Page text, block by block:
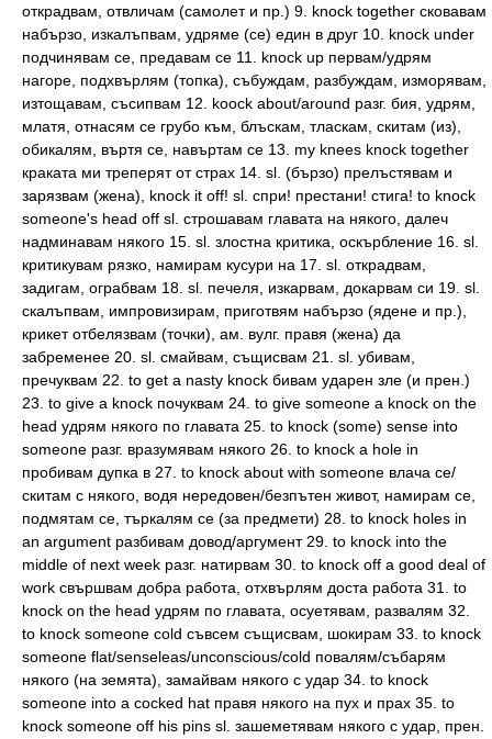
открадвам, отвличам (самолет и пр.) 9. knock together сковавам
набързо, изкалъпвам, удряме (се) един в друг 10. knock under
подчинявам се, предавам се 11. knock up первам/удрям
нагоре, подхвърлям (топка), събуждам, разбуждам, изморявам,
изтощавам, съсипвам 12. koock about/around разг. бия, удрям,
млатя, отнасям се грубо към, блъскам, тласкам, скитам (из),
обикалям, въртя се, навъртам се 13. my knees knock together
краката ми треперят от страх 14. sl. (бързо) прелъстявам и
зарязвам (жена), knock it off! sl. спри! престани! стига! to knock
someone's head off sl. строшавам главата на някого, далеч
надминавам някого 15. sl. злостна критика, оскърбление 16. sl.
критикувам рязко, намирам кусури на 17. sl. открадвам,
задигам, ограбвам 18. sl. печеля, изкарвам, докарвам си 19. sl.
скалъпвам, импровизирам, приготвям набързо (ядене и пр.),
крикет отбелязвам (точки), ам. вулг. правя (жена) да
забременее 20. sl. смайвам, същисвам 21. sl. убивам,
пречуквам 22. to get a nasty knock бивам ударен зле (и прен.)
23. to give a knock почуквам 24. to give someone a knock on the
head удрям някого по главата 25. to knock (some) sense into
someone разг. вразумявам някого 26. to knock a hole in
пробивам дупка в 27. to knock about with someone влача се/
скитам с някого, водя нередовен/безпътен живот, намирам се,
подмятам се, търкалям се (за предмети) 28. to knock holes in
an argument разбивам довод/аргумент 29. to knock into the
middle of next week разг. натирвам 30. to knock off a good deal of
work свършвам добра работа, отхвърлям доста работа 31. to
knock on the head удрям по главата, осуетявам, развалям 32.
to knock someone cold съвсем същисвам, шокирам 33. to knock
someone flat/senseleas/unconscious/cold повалям/събарям
някого (на земята), замайвам някого с удар 34. to knock
someone into a cocked hat правя някого на пух и прах 35. to
knock someone off his pins sl. зашеметявам някого с удар, прен.